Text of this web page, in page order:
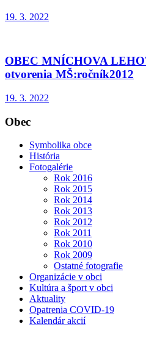
19. 3. 2022
OBEC MNÍCHOVA
otvorenia MŠ:ročník2012
19. 3. 2022
Obec
Symbolika obce
História
Fotogalérie
Rok 2016
Rok 2015
Rok 2014
Rok 2013
Rok 2012
Rok 2011
Rok 2010
Rok 2009
Ostatné fotografie
Organizácie v obci
Kultúra a šport v obci
Aktuality
Opatrenia COVID-19
Kalendár akcií